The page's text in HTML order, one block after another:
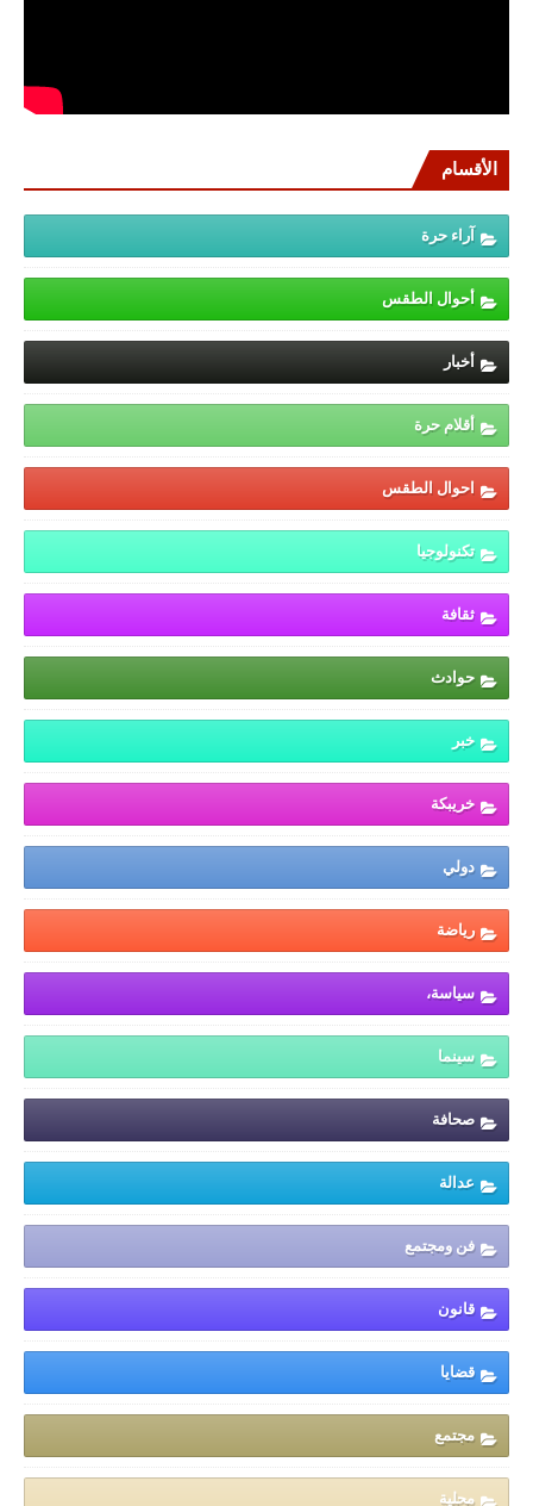
الأقسام
آراء حرة
أحوال الطقس
أخبار
أقلام حرة
احوال الطقس
تكنولوجيا
ثقافة
حوادث
خبر
خريبكة
دولي
رياضة
سياسة،
سينما
صحافة
عدالة
فن ومجتمع
قانون
قضايا
مجتمع
محلية